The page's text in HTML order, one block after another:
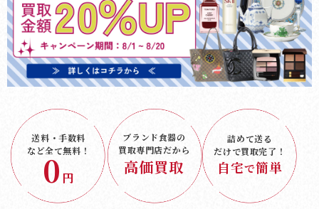
送料・手数料
など全て無料！
0 円
ブランド食器の
買取専門店だから
高価買取
詰めて送る
だけで買取完了！
自宅で簡単